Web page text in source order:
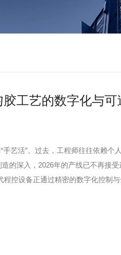
胶工艺的数字化与可
艺活”。过去，工程师往往依赖个
的深入，2026年的产线已不再接受
程控设备正通过精密的数字化控制